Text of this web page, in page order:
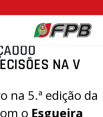
NA V
na 5.ª edição da
o Esgueira